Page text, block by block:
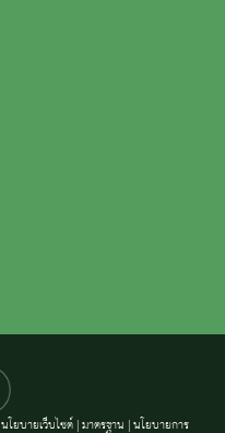
นโยบายเว็บไซต์|มาตรฐาน |นโยบายการ